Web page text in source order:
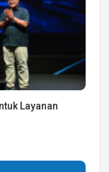
Layanan